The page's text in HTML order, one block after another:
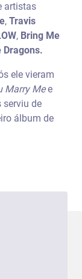
artistas
, Travis
, Bring Me
Dragons.
ele vieram
Marry Mee
serviu de
álbum de